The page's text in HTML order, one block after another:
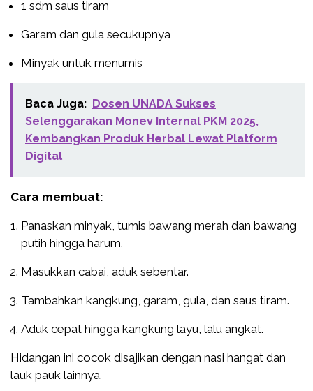
1 sdm saus tiram
Garam dan gula secukupnya
Minyak untuk menumis
Baca Juga: Dosen UNADA Sukses
Selenggarakan Monev Internal PKM 2025,
Kembangkan Produk Herbal Lewat Platform
Digital
Cara membuat:
Panaskan minyak, tumis bawang merah dan bawang
putih hingga harum.
Masukkan cabai, aduk sebentar.
Tambahkan kangkung, garam, gula, dan saus tiram.
Aduk cepat hingga kangkung layu, lalu angkat.
Hidangan ini cocok disajikan dengan nasi hangat dan
lauk pauk lainnya.